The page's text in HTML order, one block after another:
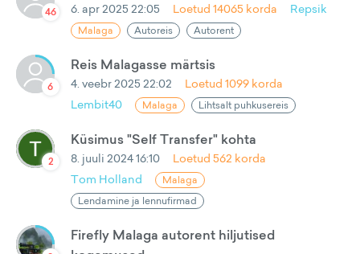
46 6. apr 2025 22:05 Loetud 14065 korda Repsik
Malaga Autoreis Autorent
6
Reis Malagasse märtsis
4. veebr 2025 22:02 Loetud 1099 korda
Lembit40
Malaga Lihtsalt puhkusereis
2
Küsimus "Self Transfer" kohta
8. juuli 2024 16:10 Loetud 562 korda
Tom Holland
Malaga
Lendamine ja lennufirmad
Firefly Malaga autorent hiljutised